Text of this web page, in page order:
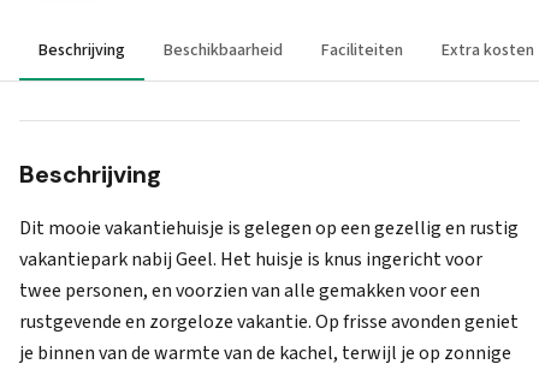
Beschrijving Beschikbaarheid Faciliteiten Extra kosten
Beschrijving
Dit mooie vakantiehuisje is gelegen op een gezellig en rustig
vakantiepark nabij Geel. Het huisje is knus ingericht voor
twee personen, en voorzien van alle gemakken voor een
rustgevende en zorgeloze vakantie. Op frisse avonden geniet
je binnen van de warmte van de kachel, terwijl je op zonnige